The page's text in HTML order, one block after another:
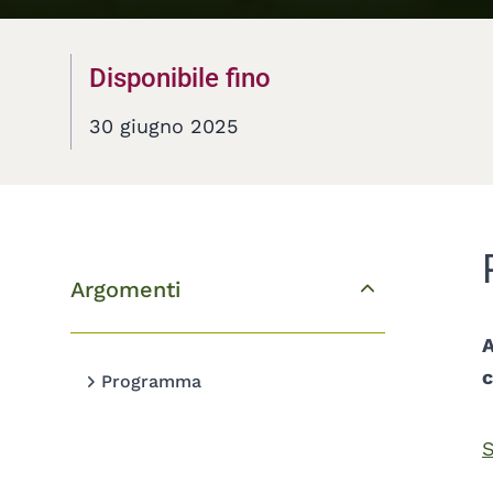
Disponibile fino
30 giugno 2025
Argomenti
Programma